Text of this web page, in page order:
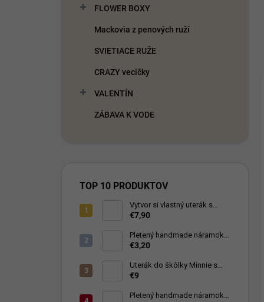
FLOWER BOXY
Mackovia z penových ruží
SVIETIACE RUŽE
CRAZY vecičky
VALENTÍN
ZÁBAVA K VODE
TOP 10 PRODUKTOV
Vytvor si vlastný uterák s
nápisom
€7,90
Pletený handmade náramok
symbol Nekonečno modrý
€3,20
Uterák do škôlky Minnie s
menom
€9
Pletený handmade náramok